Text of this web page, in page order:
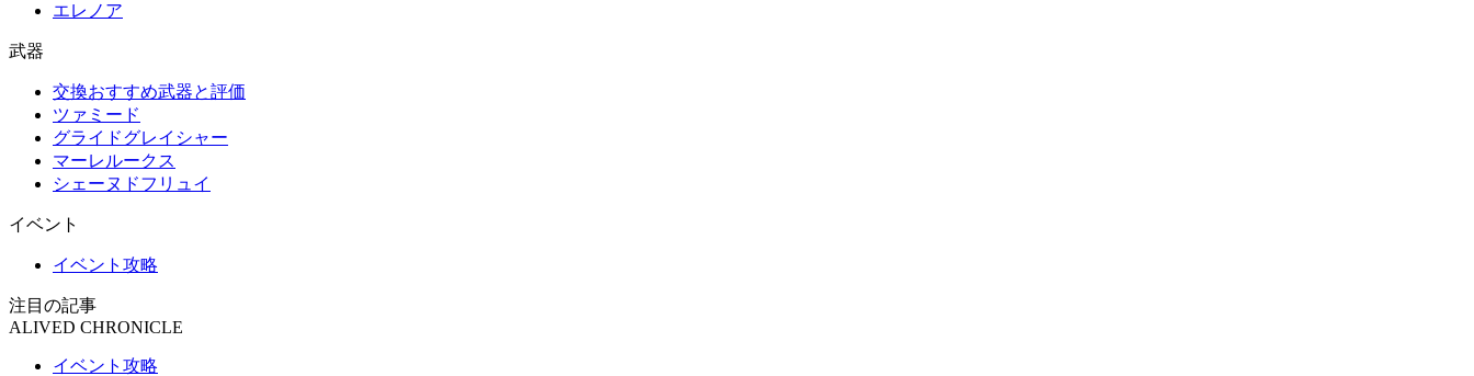
エレノア
武器
交換おすすめ武器と評価
ツァミード
グライドグレイシャー
マーレルークス
シェーヌドフリュイ
イベント
イベント攻略
注目の記事
ALIVED CHRONICLE
イベント攻略